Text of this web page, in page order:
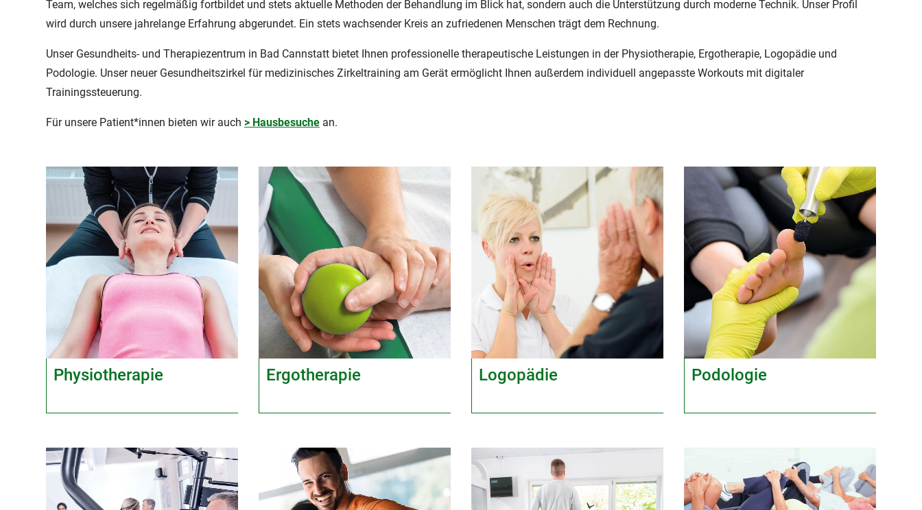
Team, welches sich regelmäßig fortbildet und stets aktuelle Methoden der Behandlung im Blick hat, sondern auch die Unterstützung durch moderne Technik. Unser Profil
wird durch unsere jahrelange Erfahrung abgerundet. Ein stets wachsender Kreis an zufriedenen Menschen trägt dem Rechnung.
Unser Gesundheits- und Therapiezentrum in Bad Cannstatt bietet Ihnen professionelle therapeutische Leistungen in der Physiotherapie, Ergotherapie, Logopädie und
Podologie. Unser neuer Gesundheitszirkel für medizinisches Zirkeltraining am Gerät ermöglicht Ihnen außerdem individuell angepasste Workouts mit digitaler
Trainingssteuerung.
Für unsere Patient*innen bieten wir auch > Hausbesuche an.
Physiotherapie Ergotherapie Logopädie Podologie